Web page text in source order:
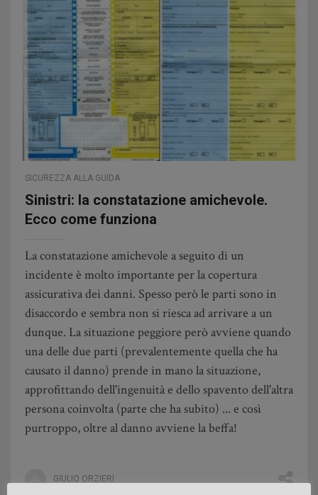
SICUREZZA ALLA GUIDA
Sinistri: la constatazione amichevole.
Ecco come funziona
La constatazione amichevole a seguito di un
incidente è molto importante per la copertura
assicurativa dei danni. Spesso però le parti sono in
disaccordo e sembra non si riesca ad arrivare a un
dunque. La situazione peggiore però avviene quando
una delle due parti (prevalentemente quella che ha
causato il danno) prende in mano la situazione,
approfittando dell'ingenuità e dello spavento dell'altra
persona coinvolta (parte che ha subito) ... e così
purtroppo, oltre al danno avviene la beffa!
GIULIO ORZIERI